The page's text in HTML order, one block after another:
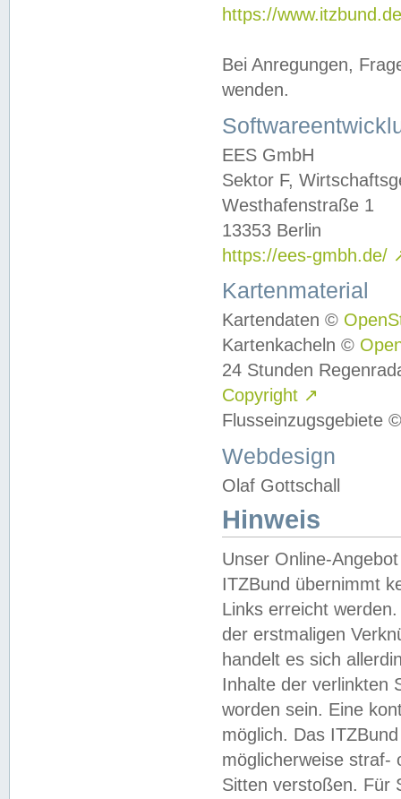
https://
Bei Anregungen,
wenden.
EES GmbH
Sektor F,
Westhafenstraße 1
13353 Berlin
https://ees-gmbh.de/
Kartenmaterial
Kartendaten ©
Kartenkacheln ©
24 Stunden
Copyright ↗
Flusseinzugsgebiete
Webdesign
Olaf Gottschall
Hinweis
Unser Online-
ITZBund übernimmt
Links erreicht
der erstmaligen
handelt es sich
Inhalte der verlinkten
worden sein. Eine
möglich. Das
möglicherweise straf-
Sitten verstoßen. Für